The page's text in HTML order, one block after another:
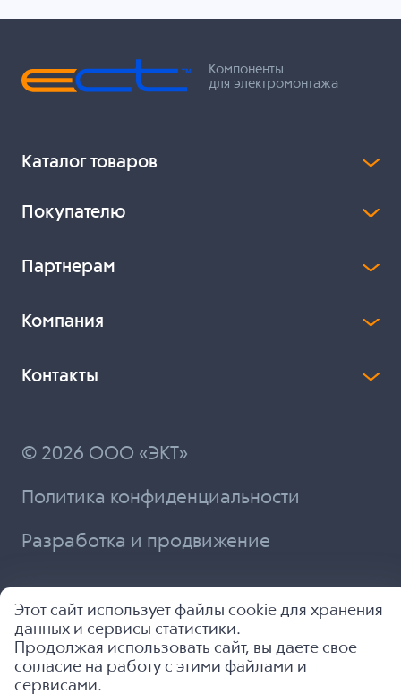
Компоненты
для электромонтажа
Каталог товаров
Покупателю
Партнерам
Компания
Контакты
© 2026 ООО «ЭКТ»
Политика конфиденциальности
Разработка и продвижение
Этот сайт использует файлы cookie для хранения
данных и сервисы статистики.
Продолжая использовать сайт, вы даете свое
согласие на работу с этими файлами и
сервисами.